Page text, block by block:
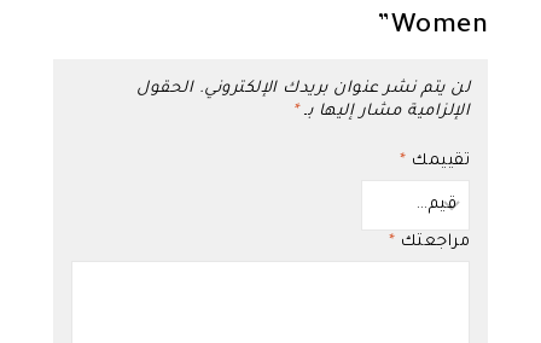
Women”
لن يتم نشر عنوان بريدك الإلكتروني. الحقول
الإلزامية مشار إليها بـ*
تقييمك *
مراجعتك *